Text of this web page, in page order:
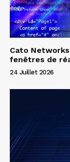
Cato
fenêtres de
24 Juillet 2026